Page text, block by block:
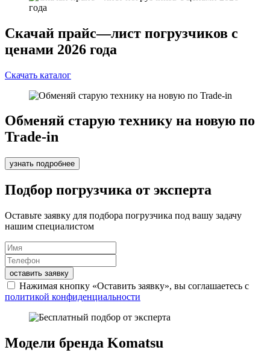
Скачай прайс—лист погрузчиков с
ценами 2026 года
Скачать каталог
Обменяй старую технику на новую по
Trade-in
узнать подробнее
Подбор погрузчика от эксперта
Оставьте заявку для подбора погрузчика под вашу задачу
нашим специалистом
оставить заявку
Нажимая кнопку «Оставить заявку», вы соглашаетесь с
политикой конфиденциальности
Модели бренда Komatsu